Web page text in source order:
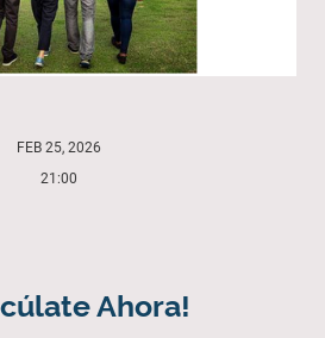
FEB 25, 2026
21:00
Ahora!